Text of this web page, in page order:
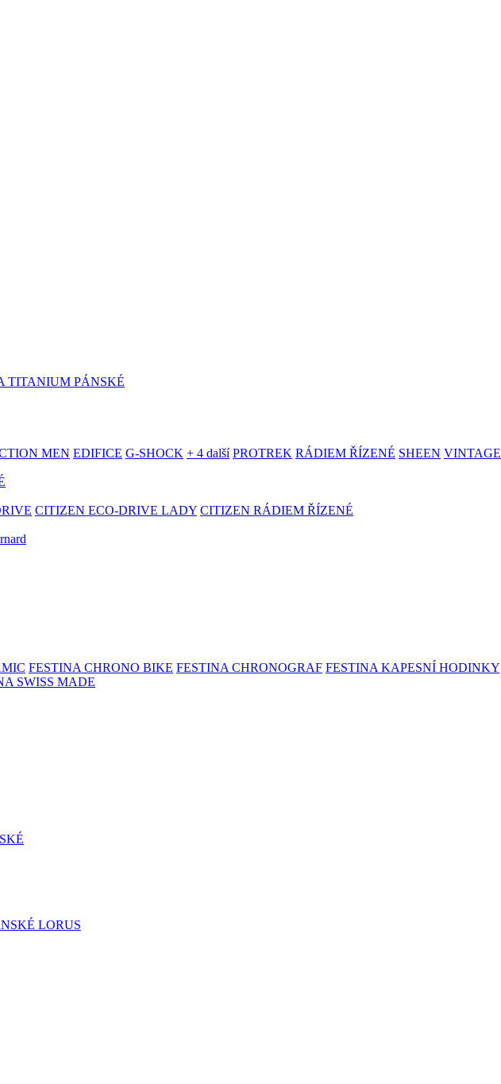
TITANIUM PÁNSKÉ
MEN EDIFICE G-SHOCK + 4 další PROTREK RÁDIEM ŘÍZENÉ SHEEN VINTAGE
CITIZEN ECO-DRIVE LADY CITIZEN RÁDIEM ŘÍZENÉ
FESTINA CHRONO BIKE FESTINA CHRONOGRAF FESTINA KAPESNÍ HODINKY
SWISS MADE
LORUS